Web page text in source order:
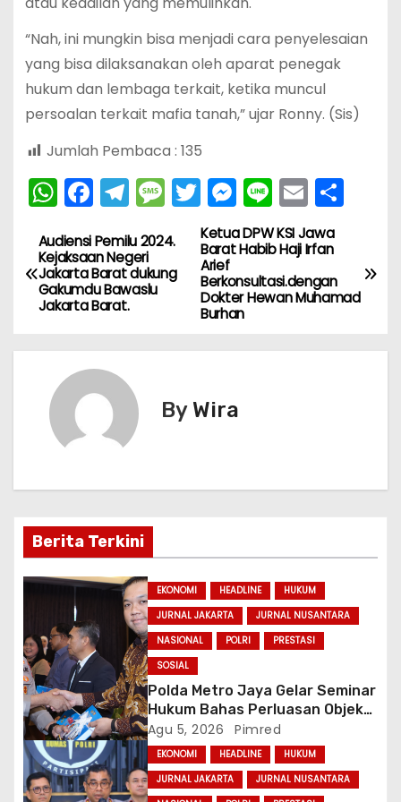
“Nah, ini mungkin bisa menjadi cara penyelesaian
yang bisa dilaksanakan oleh aparat penegak
hukum dan lembaga terkait, ketika muncul
persoalan terkait mafia tanah,” ujar Ronny. (Sis)
Jumlah Pembaca : 135
W
a
ts
A
p
F
c
e
b
o
k
T
e
gr
a
M
s
s
e
T
w
itt
er
M
e
s
s
e
g
Li
n
e
E
m
ai
l
S
N
a
v
i
p
o
Ketua DPW KSI Jawa
Barat Habib Haji Irfan
Arief
Berkonsultasi.dengan
Dokter Hewan Muhamad
Burhan
Audiensi Pemilu 2024.
Kejaksaan Negeri
Jakarta Barat dukung
Gakumdu Bawaslu
Jakarta Barat.
By Wira
Berita Terkini
EKONOMI HEADLINE
HUKUM
JURNAL JAKARTA
JURNAL NUSANTARA
NASIONAL
POLRI
PRESTASI
SOSIAL
Polda Metro Jaya Gelar Seminar
Hukum Bahas Perluasan Objek
Praperadilan dalam KUHAP Baru
Agu 5, 2026 Pimred
EKONOMI HEADLINE
HUKUM
JURNAL JAKARTA
JURNAL NUSANTARA